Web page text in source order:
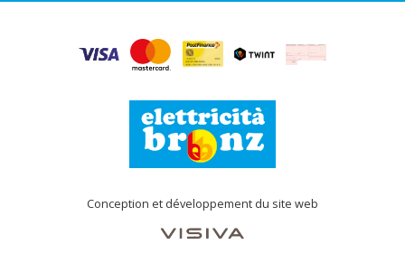
Conception et développement du site web